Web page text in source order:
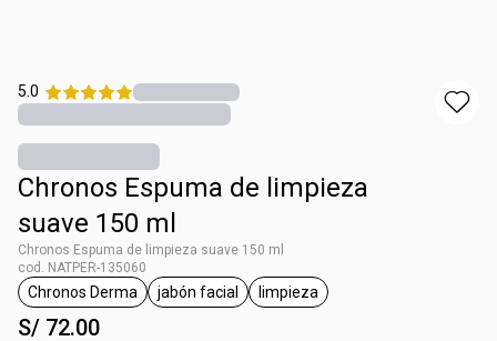
5.0
Chronos Espuma de limpieza
suave 150 ml
Chronos Espuma de limpieza suave 150 ml
cod. NATPER-135060
etiqueta Chronos Derma
Chronos Derma
etiqueta jabón facial
jabón facial
etiqueta limpieza
limpieza
S/ 72.00